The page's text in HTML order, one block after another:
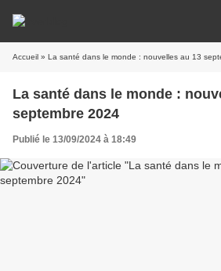
Accueil » La santé dans le monde : nouvelles au 13
La santé dans le monde :
septembre 2024
Publié le 13/09/2024 à 18:49